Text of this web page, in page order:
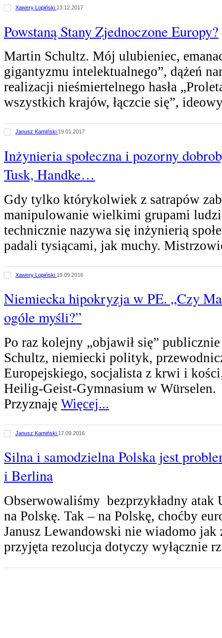
Xawery Lopiński 13.12.2017
Powstaną Stany Zjednoczone Europy?
Martin Schultz. Mój ulubieniec,
gigantyzmu intelektualnego”, dążeń
realizacji nieśmiertelnego hasła
wszystkich krajów, łączcie się”,
Janusz Kamiński 19.01.2017
Inżynieria społeczna i pozorny
Tusk, Handke…
Gdy tylko którykolwiek z satrapów
manipulowanie wielkimi grupami
technicznie nazywa się inżynierią
padali tysiącami, jak muchy.
Xawery Lopiński 19.09.2016
Niemiecka hipokryzja w PE. „Czy
ogóle myśli?”
Po raz kolejny „objawił się”
Schultz, niemiecki polityk,
Europejskiego, socjalista z krwi i
Heilig-Geist-Gymnasium w Würselen.
Przyznaję Więcej...
Janusz Kamiński 17.09.2016
Silna i samodzielna Polska jest
i Berlina
Obserwowaliśmy bezprzykładny
na Polskę. Tak – na Polskę, choćby
Janusz Lewandowski nie wiadomo jak
przyjęta rezolucja dotyczy wyłącznie